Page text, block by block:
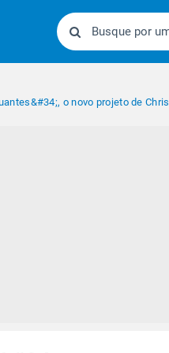
o novo projeto de